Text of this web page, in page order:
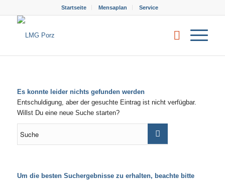
Startseite Mensaplan Service
Es konnte leider nichts gefunden werden
Entschuldigung, aber der gesuchte Eintrag ist nicht verfügbar.
Willst Du eine neue Suche starten?
Um die besten Suchergebnisse zu erhalten, beachte bitte